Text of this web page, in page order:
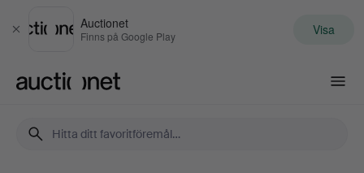
Stäng
Auctionet
Finns på Google Play Visa